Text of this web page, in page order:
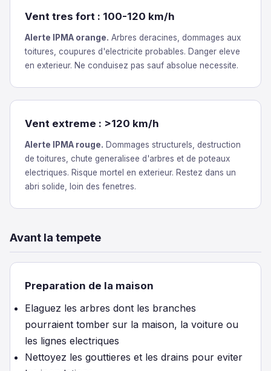
Vent tres fort : 100-120 km/h
Alerte IPMA orange. Arbres deracines, dommages aux
toitures, coupures d'electricite probables. Danger eleve
en exterieur. Ne conduisez pas sauf absolue necessite.
Vent extreme : >120 km/h
Alerte IPMA rouge. Dommages structurels, destruction
de toitures, chute generalisee d'arbres et de poteaux
electriques. Risque mortel en exterieur. Restez dans un
abri solide, loin des fenetres.
Avant la tempete
Preparation de la maison
Elaguez les arbres dont les branches
pourraient tomber sur la maison, la voiture ou
les lignes electriques
Nettoyez les gouttieres et les drains pour eviter